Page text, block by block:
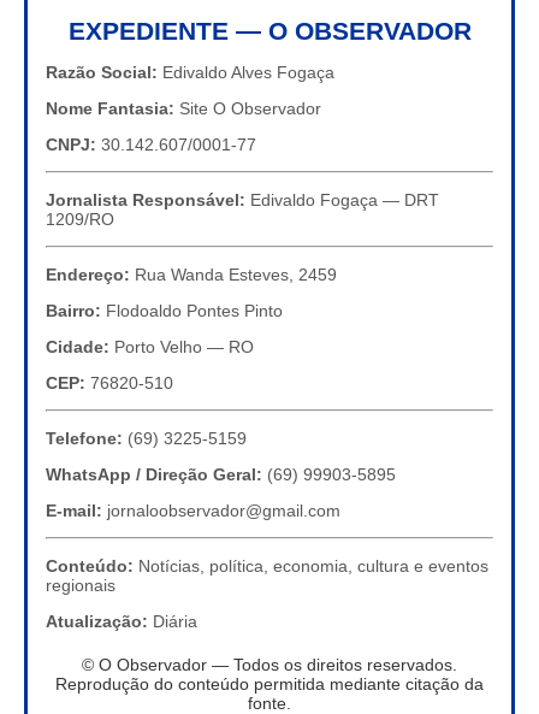
EXPEDIENTE — O OBSERVADOR
Razão Social: Edivaldo Alves Fogaça
Nome Fantasia: Site O Observador
CNPJ: 30.142.607/0001-77
Jornalista Responsável: Edivaldo Fogaça — DRT
1209/RO
Endereço: Rua Wanda Esteves, 2459
Bairro: Flodoaldo Pontes Pinto
Cidade: Porto Velho — RO
CEP: 76820-510
Telefone: (69) 3225-5159
WhatsApp / Direção Geral: (69) 99903-5895
E-mail: jornaloobservador@gmail.com
Conteúdo: Notícias, política, economia, cultura e eventos
regionais
Atualização: Diária
© O Observador — Todos os direitos reservados.
Reprodução do conteúdo permitida mediante citação da
fonte.